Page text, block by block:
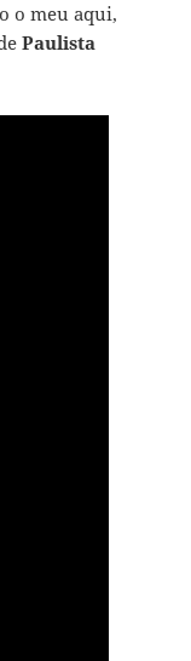
o meu aqui,
Paulista